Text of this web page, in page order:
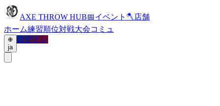
AXE THROW HUB📅イベント 🪓 店舗
ホーム練習順位対戦大会コミュ
ja
ログイン